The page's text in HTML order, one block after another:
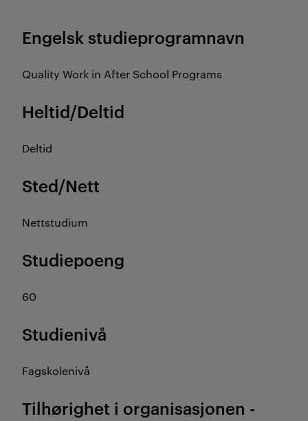
Engelsk studieprogramnavn
Quality Work in After School Programs
Heltid/Deltid
Deltid
Sted/Nett
Nettstudium
Studiepoeng
60
Studienivå
Fagskolenivå
Tilhørighet i organisasjonen -